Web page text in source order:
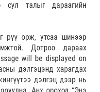
сул талыг дараагийн
рүү орж, утсаа шинээр
Дотроо дараах
will be displayed on
дэлгэцэнд харагдах
дэлгэц дээр нь